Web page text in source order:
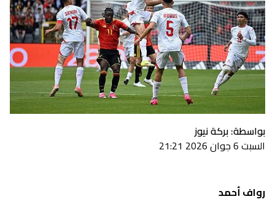
بواسطة: بركة نيوز
السبت 6 جوان 2026 21:21
رواف أحمد